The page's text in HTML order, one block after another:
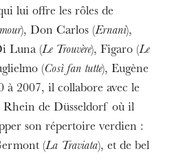
lui offre les rôles de
), Don Carlos (Ernani),
Luna (Le Trouvère), Figaro (Le
(Così fan tutte), Eugène
à 2007, il collabore avec le
Rhein de Düsseldorf où il
son répertoire verdien :
(La Traviata), et de bel